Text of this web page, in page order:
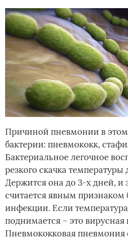
Причиной пневмонии в этом
бактерии: пневмококк,
Бактериальное легочное
резкого скачка температуры
Держится она до 3-х дней, и
считается явным признаком
инфекции. Если температура
поднимается – это вирусная
Пневмококковая пневмония